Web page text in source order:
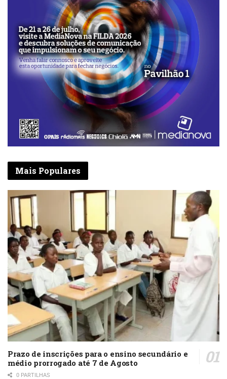
Mais Populares
Prazo de inscrições para o ensino secundário e
médio prorrogado até 7 de Agosto
0 PARTILHAS